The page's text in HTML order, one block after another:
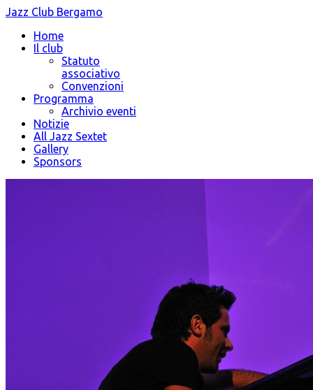
Jazz Club Bergamo
Home
Il club
Statuto
associativo
Convenzioni
Programma
Archivio eventi
Notizie
All Jazz Sextet
Gallery
Sponsors